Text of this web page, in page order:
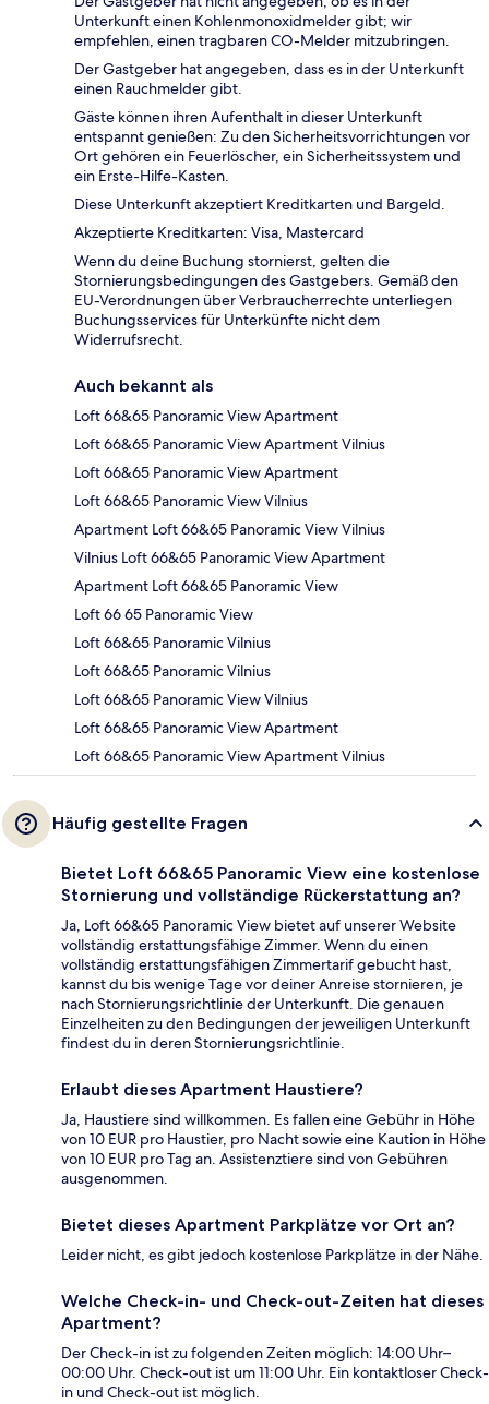
Unterkunft einen Kohlenmonoxidmelder gibt; wir
empfehlen, einen tragbaren CO-Melder mitzubringen.
Der Gastgeber hat angegeben, dass es in der Unterkunft
einen Rauchmelder gibt.
Gäste können ihren Aufenthalt in dieser Unterkunft
entspannt genießen: Zu den Sicherheitsvorrichtungen vor
Ort gehören ein Feuerlöscher, ein Sicherheitssystem und
ein Erste-Hilfe-Kasten.
Diese Unterkunft akzeptiert Kreditkarten und Bargeld.
Akzeptierte Kreditkarten: Visa, Mastercard
Wenn du deine Buchung stornierst, gelten die
Stornierungsbedingungen des Gastgebers. Gemäß den
EU-Verordnungen über Verbraucherrechte unterliegen
Buchungsservices für Unterkünfte nicht dem
Widerrufsrecht.
Auch bekannt als
Loft 66&65 Panoramic View Apartment
Loft 66&65 Panoramic View Apartment Vilnius
Loft 66&65 Panoramic View Apartment
Loft 66&65 Panoramic View Vilnius
Apartment Loft 66&65 Panoramic View Vilnius
Vilnius Loft 66&65 Panoramic View Apartment
Apartment Loft 66&65 Panoramic View
Loft 66 65 Panoramic View
Loft 66&65 Panoramic Vilnius
Loft 66&65 Panoramic Vilnius
Loft 66&65 Panoramic View Vilnius
Loft 66&65 Panoramic View Apartment
Loft 66&65 Panoramic View Apartment Vilnius
Häufig gestellte Fragen
Bietet Loft 66&65 Panoramic View eine kostenlose
Stornierung und vollständige Rückerstattung an?
Ja, Loft 66&65 Panoramic View bietet auf unserer Website
vollständig erstattungsfähige Zimmer. Wenn du einen
vollständig erstattungsfähigen Zimmertarif gebucht hast,
kannst du bis wenige Tage vor deiner Anreise stornieren, je
nach Stornierungsrichtlinie der Unterkunft. Die genauen
Einzelheiten zu den Bedingungen der jeweiligen Unterkunft
findest du in deren Stornierungsrichtlinie.
Erlaubt dieses Apartment Haustiere?
Ja, Haustiere sind willkommen. Es fallen eine Gebühr in Höhe
von 10 EUR pro Haustier, pro Nacht sowie eine Kaution in Höhe
von 10 EUR pro Tag an. Assistenztiere sind von Gebühren
ausgenommen.
Bietet dieses Apartment Parkplätze vor Ort an?
Leider nicht, es gibt jedoch kostenlose Parkplätze in der Nähe.
Welche Check-in- und Check-out-Zeiten hat dieses
Apartment?
Der Check-in ist zu folgenden Zeiten möglich: 14:00 Uhr–
00:00 Uhr. Check-out ist um 11:00 Uhr. Ein kontaktloser Check-
in und Check-out ist möglich.